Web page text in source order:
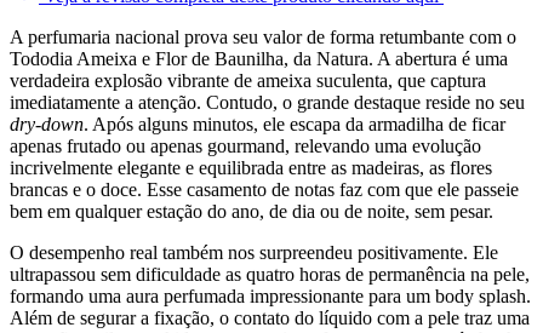
A perfumaria nacional prova seu valor de forma retumbante com o
Tododia Ameixa e Flor de Baunilha, da Natura. A abertura é uma
verdadeira explosão vibrante de ameixa suculenta, que captura
imediatamente a atenção. Contudo, o grande destaque reside no seu
dry-down. Após alguns minutos, ele escapa da armadilha de ficar
apenas frutado ou apenas gourmand, relevando uma evolução
incrivelmente elegante e equilibrada entre as madeiras, as flores
brancas e o doce. Esse casamento de notas faz com que ele passeie
bem em qualquer estação do ano, de dia ou de noite, sem pesar.
O desempenho real também nos surpreendeu positivamente. Ele
ultrapassou sem dificuldade as quatro horas de permanência na pele,
formando uma aura perfumada impressionante para um body splash.
Além de segurar a fixação, o contato do líquido com a pele traz uma